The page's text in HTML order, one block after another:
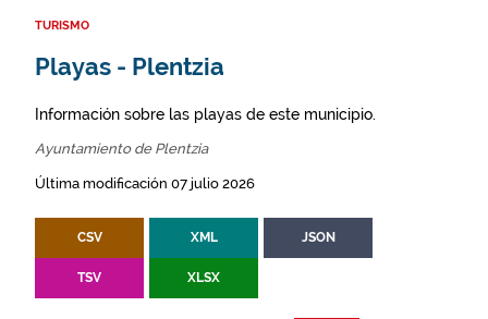
TURISMO
Playas - Plentzia
Información sobre las playas de este municipio.
Ayuntamiento de Plentzia
Última modificación 07 julio 2026
CSV XML JSON
TSV XLSX